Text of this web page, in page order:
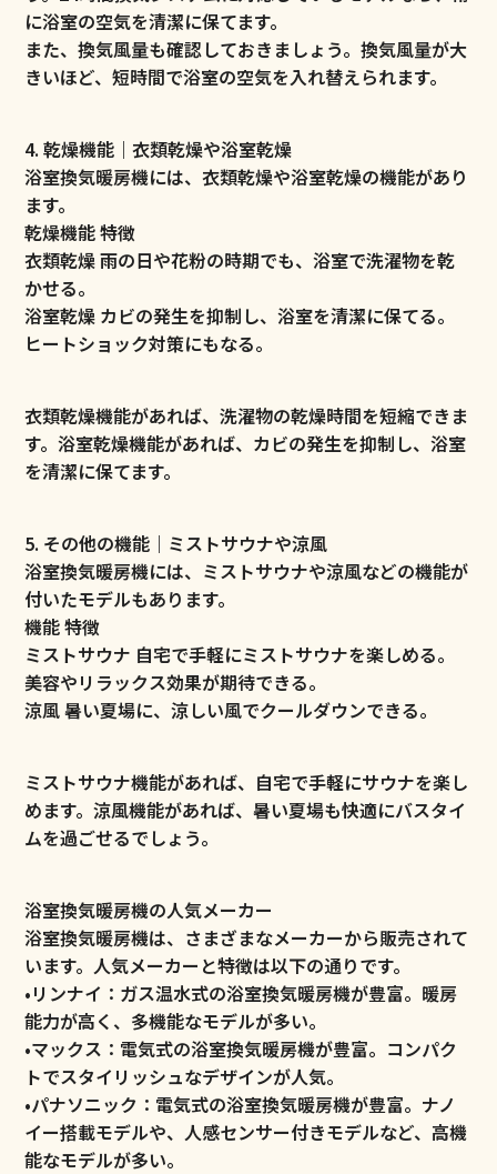
に浴室の空気を清潔に保てます。
また、換気風量も確認しておきましょう。換気風量が大
きいほど、短時間で浴室の空気を入れ替えられます。
4. 乾燥機能｜衣類乾燥や浴室乾燥
浴室換気暖房機には、衣類乾燥や浴室乾燥の機能があり
ます。
乾燥機能 特徴
衣類乾燥 雨の日や花粉の時期でも、浴室で洗濯物を乾
かせる。
浴室乾燥 カビの発生を抑制し、浴室を清潔に保てる。
ヒートショック対策にもなる。
衣類乾燥機能があれば、洗濯物の乾燥時間を短縮できま
す。浴室乾燥機能があれば、カビの発生を抑制し、浴室
を清潔に保てます。
5. その他の機能｜ミストサウナや涼風
浴室換気暖房機には、ミストサウナや涼風などの機能が
付いたモデルもあります。
機能 特徴
ミストサウナ 自宅で手軽にミストサウナを楽しめる。
美容やリラックス効果が期待できる。
涼風 暑い夏場に、涼しい風でクールダウンできる。
ミストサウナ機能があれば、自宅で手軽にサウナを楽し
めます。涼風機能があれば、暑い夏場も快適にバスタイ
ムを過ごせるでしょう。
浴室換気暖房機の人気メーカー
浴室換気暖房機は、さまざまなメーカーから販売されて
います。人気メーカーと特徴は以下の通りです。
•リンナイ：ガス温水式の浴室換気暖房機が豊富。暖房
能力が高く、多機能なモデルが多い。
•マックス：電気式の浴室換気暖房機が豊富。コンパク
トでスタイリッシュなデザインが人気。
•パナソニック：電気式の浴室換気暖房機が豊富。ナノ
イー搭載モデルや、人感センサー付きモデルなど、高機
能なモデルが多い。